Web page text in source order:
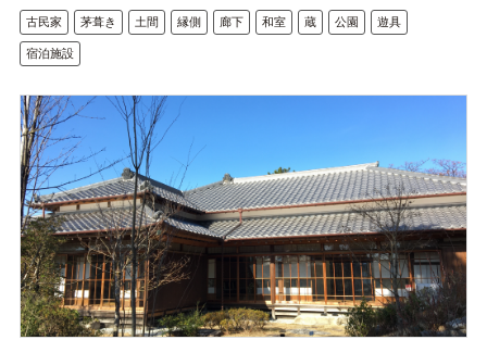
古民家 茅葺き 土間 縁側 廊下 和室 蔵 公園 遊具
宿泊施設